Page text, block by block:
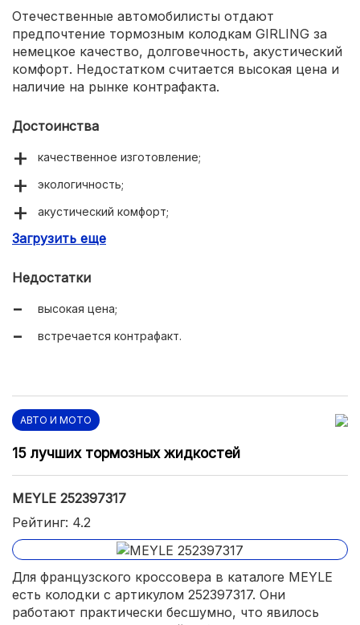
Отечественные автомобилисты отдают
предпочтение тормозным колодкам GIRLING за
немецкое качество, долговечность, акустический
комфорт. Недостатком считается высокая цена и
наличие на рынке контрафакта.
Достоинства
качественное изготовление;
экологичность;
акустический комфорт;
долговечность.
Загрузить еще
Недостатки
высокая цена;
встречается контрафакт.
АВТО И МОТО
15 лучших тормозных жидкостей
MEYLE 252397317
Рейтинг: 4.2
Для французского кроссовера в каталоге MEYLE
есть колодки с артикулом 252397317. Они
работают практически бесшумно, что явилось